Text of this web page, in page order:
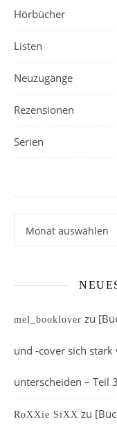
Hörbücher
Listen
Neuzugänge
Rezensionen
Serien
mel_booklover zu
und -cover sich
unterscheiden – Teil 3
RoXXie SiXX zu